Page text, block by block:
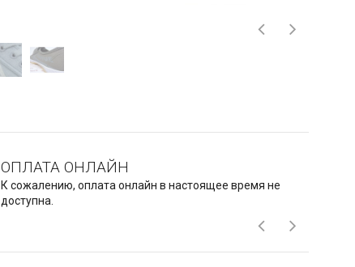
ОПЛАТА ОНЛАЙН
К сожалению, оплата онлайн в настоящее время не
доступна.